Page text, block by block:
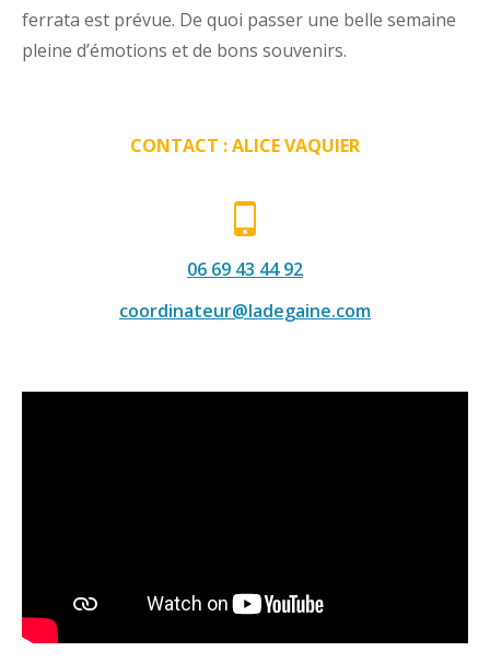
ferrata est prévue. De quoi passer une belle semaine
pleine d’émotions et de bons souvenirs.
CONTACT : ALICE VAQUIER
06 69 43 44 92
coordinateur@ladegaine.com